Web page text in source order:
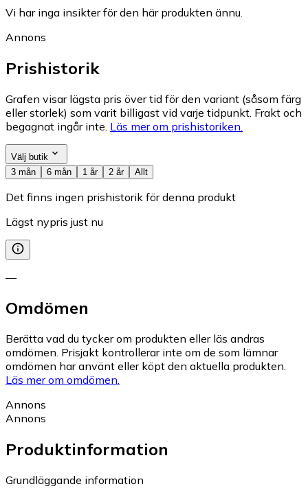
Vi har inga insikter för den här produkten ännu.
Annons
Prishistorik
Grafen visar lägsta pris över tid för den variant (såsom färg
eller storlek) som varit billigast vid varje tidpunkt. Frakt och
begagnat ingår inte. Läs mer om prishistoriken.
Välj butik
3 mån
6 mån 1 år 2 år Allt
Det finns ingen prishistorik för denna produkt
Lägst nypris just nu
—
Omdömen
Berätta vad du tycker om produkten eller läs andras
omdömen. Prisjakt kontrollerar inte om de som lämnar
omdömen har använt eller köpt den aktuella produkten.
Läs mer om omdömen.
Annons
Annons
Produktinformation
Grundläggande information